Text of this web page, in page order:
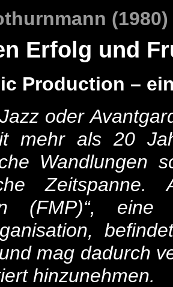
(1980)
Erfolg und
Production –
oder
mehr als 20
Wandlungen
(FMP)“, eine
mag dadurch
hinzunehmen.